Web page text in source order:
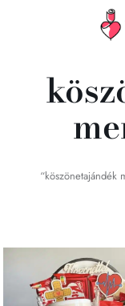
“köszönetajándék